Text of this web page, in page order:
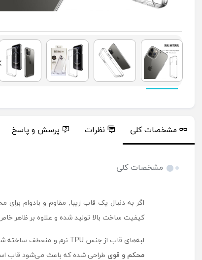
مشخصات کلی نظرات پرسش و پاسخ
مشخصات کلی
اگر به دنبال یک قاب زیبا, مقاوم و بادوام
کیفیت ساخت بالا تولید شده و علاوه بر ظاهر
لبه‌های قاب از جنس TPU نرم و منعطف ساخته شده‌اند تا نصب و جداسازی آن آسان باشد و در برابر فشار و ضربه عملکرد خوبی داشته باشد. در کنار این ویژگی,
محکم و قوی طراحی شده که باعث می‌شود قاب